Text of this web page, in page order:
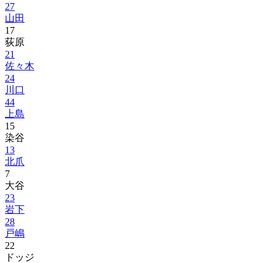
27
山田
17
荻原
21
佐々木
24
川口
44
上島
15
染谷
13
北爪
7
大谷
23
岩下
28
戸嶋
22
ドッジ